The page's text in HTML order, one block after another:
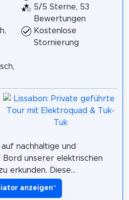
5/5 Sterne, 53
Bewertungen
Kostenlose
Stornierung
nachhaltige und
unserer elektrischen
erkunden. Diese...
anzeigen*